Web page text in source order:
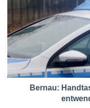
Bernau: